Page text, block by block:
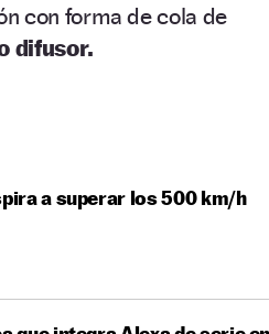
con forma de cola de
difusor.
a superar los 500 km/h